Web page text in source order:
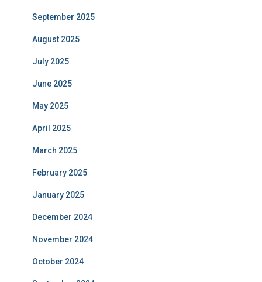
September 2025
August 2025
July 2025
June 2025
May 2025
April 2025
March 2025
February 2025
January 2025
December 2024
November 2024
October 2024